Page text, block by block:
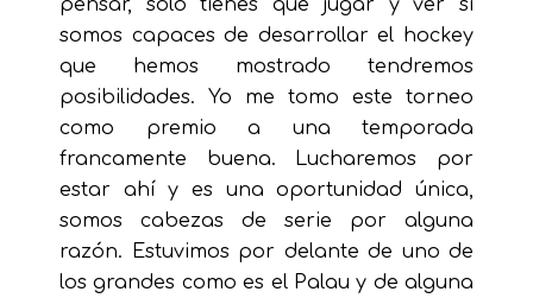
pensar, solo tienes que jugar y ver si
somos capaces de desarrollar el hockey
que hemos mostrado tendremos
posibilidades. Yo me tomo este torneo
como premio a una temporada
francamente buena. Lucharemos por
estar ahí y es una oportunidad única,
somos cabezas de serie por alguna
razón. Estuvimos por delante de uno de
los grandes como es el Palau y de alguna